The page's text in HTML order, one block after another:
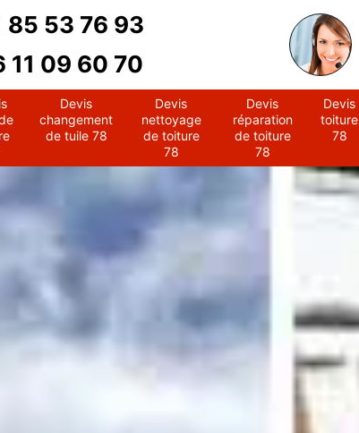
85 53 76 93
11 09 60 70
Devis
changement
de tuile 78
Devis
nettoyage
de toiture
78
Devis
réparation
de toiture
78
Devis
toiture
78